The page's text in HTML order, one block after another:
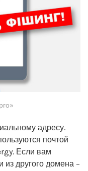
адресу.
почтой
Если вам
другого домена –